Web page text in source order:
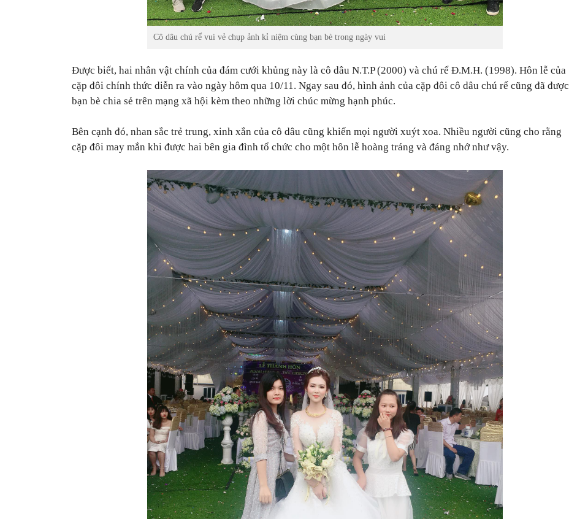
Cô dâu chú rể vui vẻ chụp ảnh kỉ niệm cùng bạn bè trong ngày vui
Được biết, hai nhân vật chính của đám cưới khủng này là cô dâu N.T.P (2000) và chú rể Đ.M.H. (1998). Hôn lễ của
cặp đôi chính thức diễn ra vào ngày hôm qua 10/11. Ngay sau đó, hình ảnh của cặp đôi cô dâu chú rể cũng đã được
bạn bè chia sẻ trên mạng xã hội kèm theo những lời chúc mừng hạnh phúc.
Bên cạnh đó, nhan sắc trẻ trung, xinh xắn của cô dâu cũng khiến mọi người xuýt xoa. Nhiều người cũng cho rằng
cặp đôi may mắn khi được hai bên gia đình tổ chức cho một hôn lễ hoàng tráng và đáng nhớ như vậy.